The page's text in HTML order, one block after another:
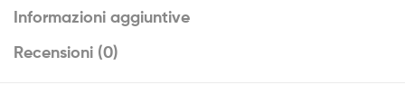
Informazioni aggiuntive
Recensioni (0)